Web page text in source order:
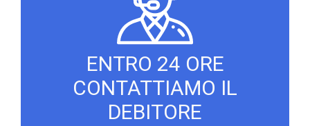
ENTRO 24 ORE
CONTATTIAMO IL
DEBITORE